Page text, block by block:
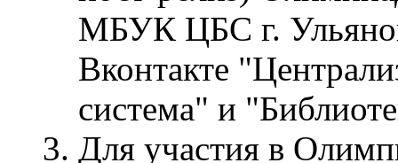
МБУК ЦБС г.
Вконтакте
система" и
Для участия в